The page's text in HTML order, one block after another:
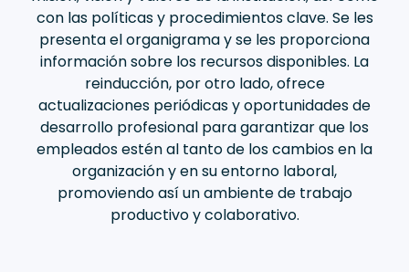
con las políticas y procedimientos clave. Se les
presenta el organigrama y se les proporciona
información sobre los recursos disponibles. La
reinducción, por otro lado, ofrece
actualizaciones periódicas y oportunidades de
desarrollo profesional para garantizar que los
empleados estén al tanto de los cambios en la
organización y en su entorno laboral,
promoviendo así un ambiente de trabajo
productivo y colaborativo.